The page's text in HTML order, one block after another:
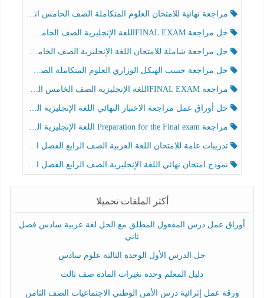
مراجعة نهائية للامتحان العلوم المتكاملة الصف الخامس انسبير الفصل الثالث
حل مراجعة FINAL EXAMاللغة الإنجليزية الصف الخامس الفصل الثالث
حل مراجعة شاملة للامتحان اللغة الإنجليزية الصف الخامس الفصل الثالث
حل مراجعة حسب الهيكل الوزاري العلوم المتكاملة الصف الخامس عام الفصل الثالث
مراجعة FINAL EXAMاللغة الإنجليزية الصف الخامس الفصل الثالث
حل أوراق عمل مراجعة الاختبار النهائي اللغة الإنجليزية الصف الرابع الفصل الثالث
مراجعة Preparation for the Final exam اللغة الإنجليزية الصف الرابع الفصل الثالث
تدريبات عامة للامتحان اللغة العربية الصف الرابع الفصل الثالث
نموذج امتحان نهائي اللغة الإنجليزية الصف الرابع الفصل الثالث
أكثر الملفات تحميلا
أوراق عمل درس المفعول المطلق مع الحل لغة عربية سادس فصل
ثاني
حل الدرس الأول الوحدة الثالثة علوم سادس
دليل المعلم وحدة تغيرات المادة صف ثالث
ورقة عمل إثرائية درس الأمن الوطني الاجتماعيات الصف الثامن